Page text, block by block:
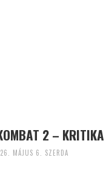
2 – KRITIKA
MÁJUS 6. SZERDA